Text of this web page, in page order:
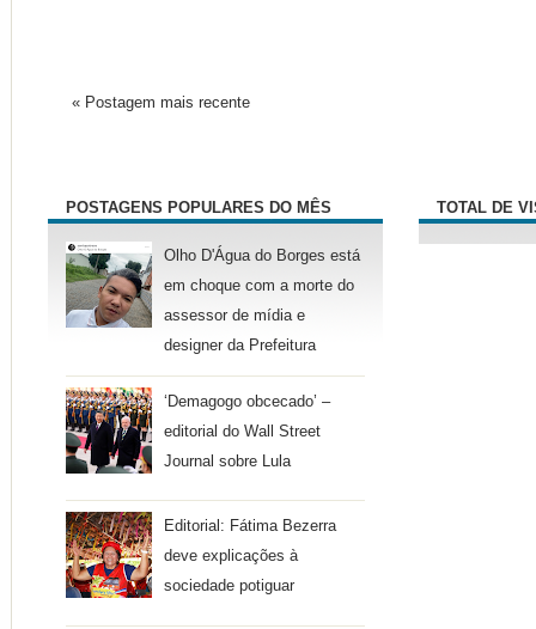
« Postagem mais recente
POSTAGENS POPULARES DO MÊS
Olho D'Água do Borges está
em choque com a morte do
assessor de mídia e
designer da Prefeitura
‘Demagogo obcecado’ –
editorial do Wall Street
Journal sobre Lula
Editorial: Fátima Bezerra
deve explicações à
sociedade potiguar
TOTAL DE